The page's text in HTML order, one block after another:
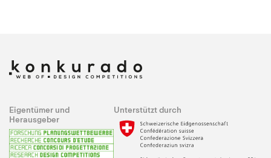
Eigentümer und
Herausgeber
Unterstützt durch